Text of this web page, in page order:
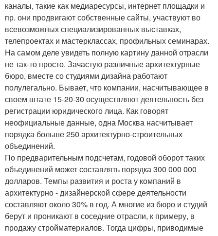
каналы, такие как медиаресурсы, интернет площадки и
пр. они продвигают собственные сайты, участвуют во
всевозможных специализированных выставках,
телепроектах и мастерклассах, профильных семинарах.
На самом деле увидеть полную картину данной отрасли
не так-то просто. Зачастую различные архитектурные
бюро, вместе со студиями дизайна работают
полулегально. Бывает, что компании, насчитывающее в
своем штате 15-20-30 осуществляют деятельность без
регистрации юридического лица. Как говорят
неофициальные данные, одна Москва насчитывает
порядка больше 250 архитектурно-строительных
объединений.
По предварительным подсчетам, годовой оборот таких
объединений может составлять порядка 300 000 000
долларов. Темпы развития и роста у компаний в
архитектурно - дизайнерской сфере деятельности
составляют около 30% в год. А многие из бюро и студий
берут и проникают в соседние отрасли, к примеру, в
продажу стройматериалов. Тогда цифры, приводимые